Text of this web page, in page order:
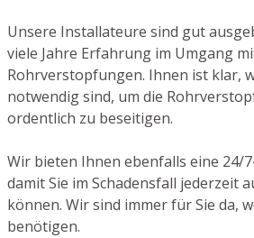
Unsere Installateure sind gut
viele Jahre Erfahrung im Umgang
Rohrverstopfungen. Ihnen ist klar,
notwendig sind, um die
ordentlich zu beseitigen.
Wir bieten Ihnen ebenfalls eine 24/
damit Sie im Schadensfall jederzeit
können. Wir sind immer für Sie da,
benötigen.